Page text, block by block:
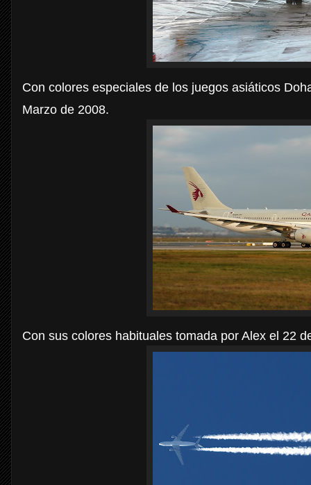
Con colores especiales de los juegos asiáticos
Marzo de 2008.
Con sus colores habituales tomada por Alex el 22